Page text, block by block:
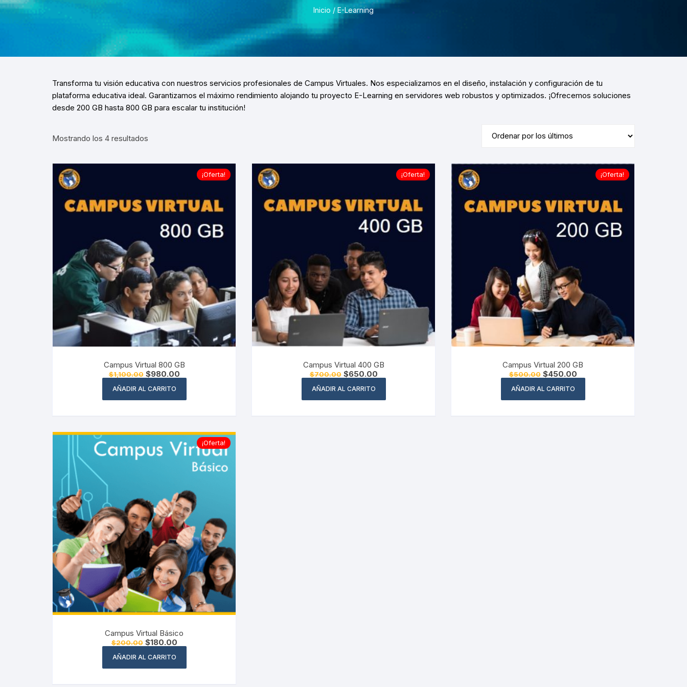
VIRTUALES MOODLE
ALQUILER DE PLATAFORMAS
EDUCATIVAS
Inicio / E-Learning
Transforma tu visión educativa con nuestros servicios profesionales de Campus Virtuales. Nos especializamos en el diseño, instalación y configuración de tu
plataforma educativa ideal. Garantizamos el máximo rendimiento alojando tu proyecto E-Learning en servidores web robustos y optimizados. ¡Ofrecemos soluciones
desde 200 GB hasta 800 GB para escalar tu institución!
Mostrando los 4 resultados
los
¡Oferta!
Campus Virtual 800 GB
$1,100.00 El
precio
original
$980.00El
precio
AÑADIR AL CARRITO
¡Oferta!
Campus Virtual 400 GB
$700.00 El
precio
original
$650.00El
precio
AÑADIR AL CARRITO
¡Oferta!
Campus Virtual 200 GB
$500.00 El
precio
original
$450.00El
precio
AÑADIR AL CARRITO
¡Oferta!
Campus Virtual Básico
$200.00 El
precio
original
$180.00El
precio
AÑADIR AL CARRITO